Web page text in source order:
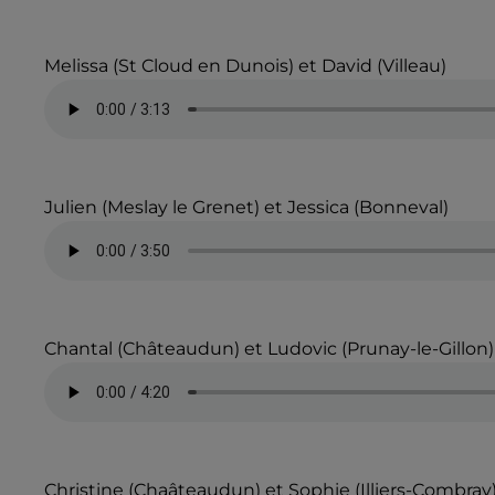
Melissa (St Cloud en Dunois) et David (Villeau)
Julien (Meslay le Grenet) et Jessica (Bonneval)
Chantal (Châteaudun) et Ludovic (Prunay-le-Gillon)
Christine (Chaâteaudun) et Sophie (Illiers-